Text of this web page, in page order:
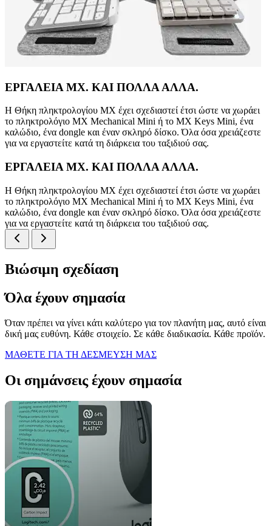
ΕΡΓΑΛΕΙΑ MX. ΚΑΙ ΠΟΛΛΑ ΑΛΛΑ.
Η Θήκη πληκτρολογίου MX έχει σχεδιαστεί έτσι ώστε να χωράει
το πληκτρολόγιο MX Mechanical Mini ή το MX Keys Mini, ένα
καλώδιο, ένα dongle και έναν σκληρό δίσκο. Όλα όσα χρειάζεστε
για να εργαστείτε κατά τη διάρκεια του ταξιδιού σας.
ΕΡΓΑΛΕΙΑ MX. ΚΑΙ ΠΟΛΛΑ ΑΛΛΑ.
Η Θήκη πληκτρολογίου MX έχει σχεδιαστεί έτσι ώστε να χωράει
το πληκτρολόγιο MX Mechanical Mini ή το MX Keys Mini, ένα
καλώδιο, ένα dongle και έναν σκληρό δίσκο. Όλα όσα χρειάζεστε
για να εργαστείτε κατά τη διάρκεια του ταξιδιού σας.
Βιώσιμη σχεδίαση
Όλα έχουν σημασία
Όταν πρέπει να γίνει κάτι καλύτερο για τον πλανήτη μας, αυτό είναι
δική μας ευθύνη. Κάθε στοιχείο. Σε κάθε διαδικασία. Κάθε προϊόν.
ΜΑΘΕΤΕ ΓΙΑ ΤΗ ΔΕΣΜΕΥΣΗ ΜΑΣ
Οι σημάνσεις έχουν σημασία